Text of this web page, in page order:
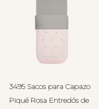
3495 Sacos para Capazo
Piqué Rosa Entredós de